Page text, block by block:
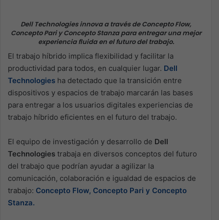
Dell Technologies innova através de Concepto Flow,
Concepto Pari y Concepto Stanza para entregar una mejor
experiencia fluida en el futuro del trabajo.
El trabajo híbrido implica flexibilidad y facilitar la
productividad para todos, en cualquier lugar. Dell
Technologies ha detectado que la transición entre
dispositivos y espacios de trabajo marcarán las bases
para entregar a los usuarios digitales experiencias de
trabajo híbrido eficientes en el futuro del trabajo.
El equipo de investigación y desarrollo de Dell
Technologies trabaja en diversos conceptos del futuro
del trabajo que podrían ayudar a agilizar la
comunicación, colaboración e igualdad de espacios de
trabajo: Concepto Flow, Concepto Pari y Concepto
Stanza.